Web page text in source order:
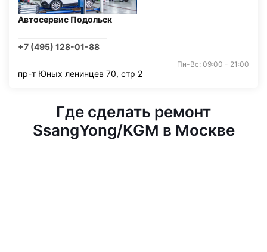
Автосервис Подольск
+7 (495) 128-01-88
Пн-Вс: 09:00 - 21:00
пр-т Юных ленинцев 70, стр 2
Где сделать ремонт
SsangYong/KGM в Москве